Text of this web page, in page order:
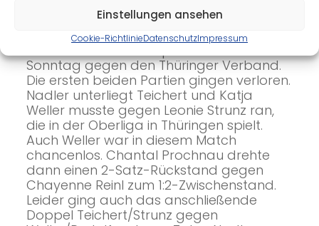
Einstellungen ansehen
Cookie-RichtlinieDatenschutzImpressum
Nilufar Rudolf vorher.
Sonntag gegen den Thüringer Verband.
Die ersten beiden Partien gingen verloren.
Nadler unterliegt Teichert und Katja
Weller musste gegen Leonie Strunz ran,
die in der Oberliga in Thüringen spielt.
Auch Weller war in diesem Match
chancenlos. Chantal Prochnau drehte
dann einen 2-Satz-Rückstand gegen
Chayenne Reinl zum 1:2-Zwischenstand.
Leider ging auch das anschließende
Doppel Teichert/Strunz gegen